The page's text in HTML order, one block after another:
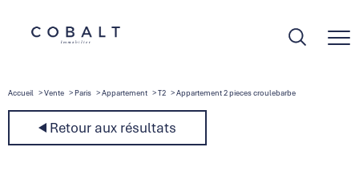
Accueil Vente Paris Appartement T2 Appartement 2 pieces croulebarbe
Retour aux résultats